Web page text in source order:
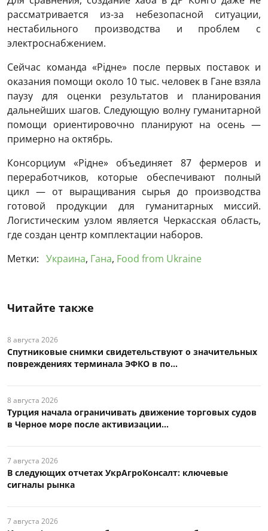
рассматривается из-за небезопасной ситуации,
нестабильного производства и проблем с
электроснабжением.
Сейчас команда «Рідне» после первых поставок и
оказания помощи около 10 тыс. человек в Гане взяла
паузу для оценки результатов и планирования
дальнейших шагов. Следующую волну гуманитарной
помощи ориентировочно планируют на осень —
примерно на октябрь.
Консорциум «Рідне» объединяет 87 фермеров и
переработчиков, которые обеспечивают полный
цикл — от выращивания сырья до производства
готовой продукции для гуманитарных миссий.
Логистическим узлом является Черкасская область,
где создан центр комплектации наборов.
Метки: Украина, Гана, Food from Ukraine
Читайте также
8 августа 2026
Спутниковые снимки свидетельствуют о значительных
повреждениях терминала ЭФКО в по...
8 августа 2026
Турция начала ограничивать движение торговых судов
в Черное море после активизации...
7 августа 2026
В следующих отчетах УкрАгроКонсалт: ключевые
сигналы рынка
7 августа 2026